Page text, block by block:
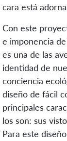
cara está
Con este
e imponencia
es una de las
identidad de
conciencia
diseño de fácil
principales
los son: sus
Para este